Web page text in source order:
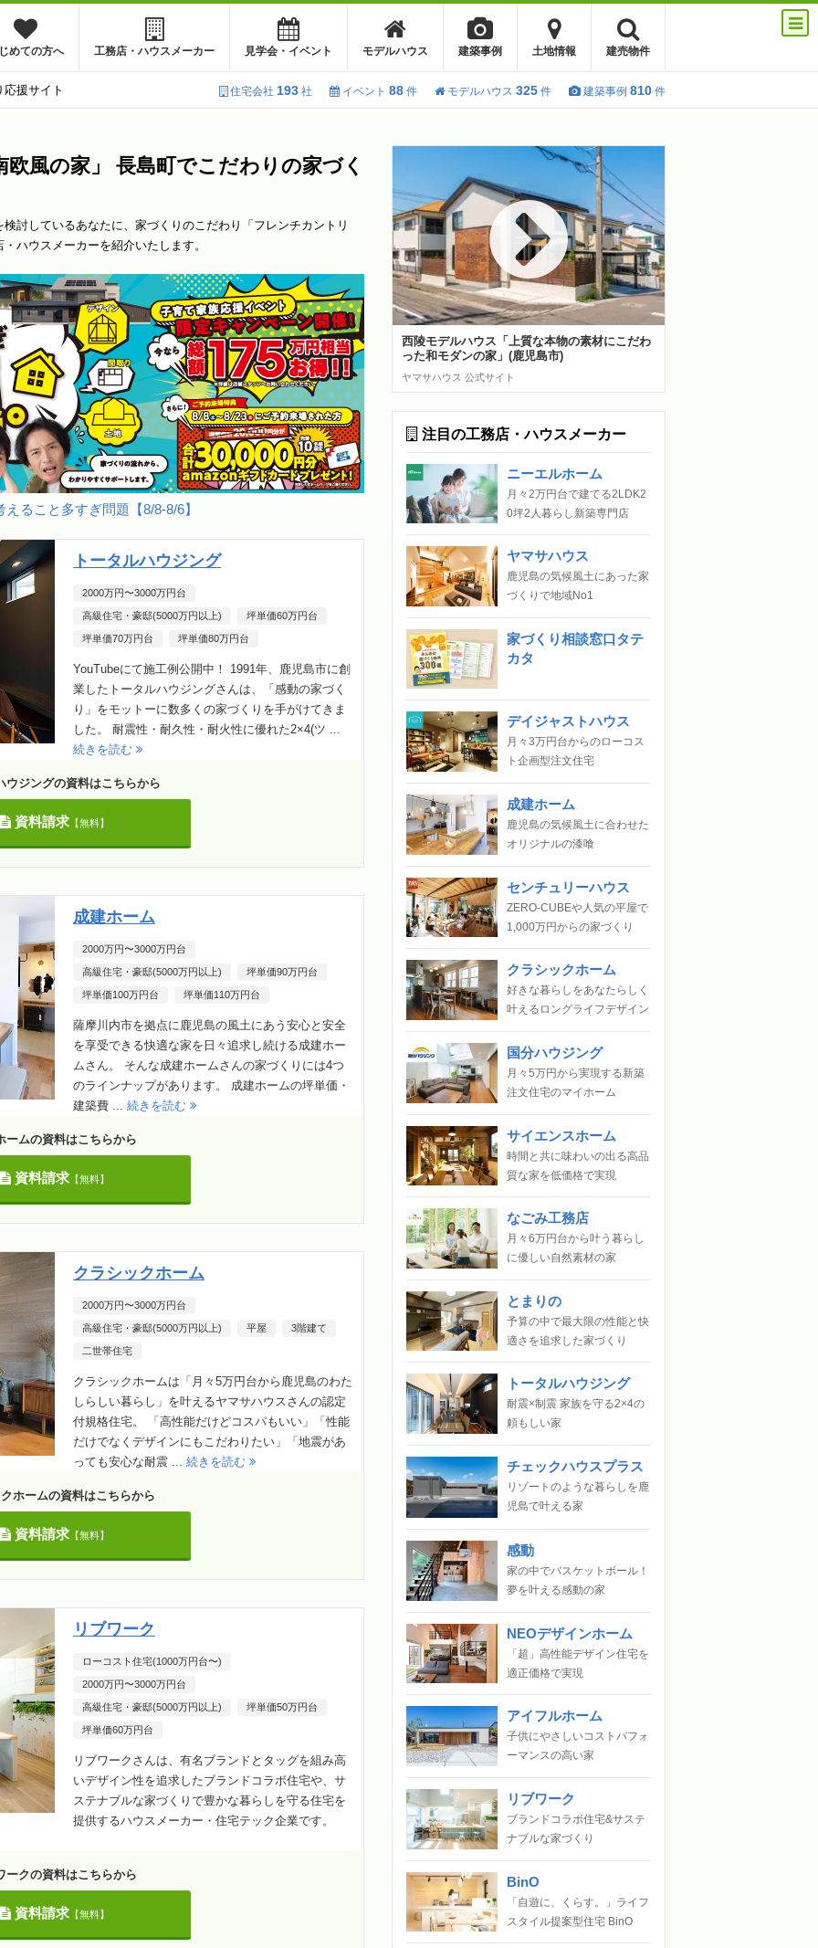
めての方へ 工務店・ハウスメーカー 見学会・イベント モデルハウス 建築事例 土地情報 建売物件
援サイト 住宅会社 193 社 イベント 88 件 モデルハウス 325 件 建築事例 810 件
風の家」 長島町でこだわりの家づく
検討しているあなたに、家づくりのこだわり「フレンチカントリ
ハウスメーカーを紹介いたします。
ること多すぎ問題【8/8-8/6】
トータルハウジング
2000万円〜3000万円台
高級住宅・豪邸(5000万円以上) 坪単価60万円台
坪単価70万円台 坪単価80万円台
YouTubeにて施工例公開中！ 1991年、鹿児島市に創
業したトータルハウジングさんは、「感動の家づく
り」をモットーに数多くの家づくりを手がけてきま
した。 耐震性・耐久性・耐火性に優れた2×4(ツ ...
続きを読む
ウジングの資料はこちらから
資料請求【無料】
成建ホーム
2000万円〜3000万円台
高級住宅・豪邸(5000万円以上) 坪単価90万円台
坪単価100万円台 坪単価110万円台
薩摩川内市を拠点に鹿児島の風土にあう安心と安全
を享受できる快適な家を日々追求し続ける成建ホー
ムさん。 そんな成建ホームさんの家づくりには4つ
のラインナップがあります。 成建ホームの坪単価・
建築費 ... 続きを読む
ームの資料はこちらから
資料請求【無料】
クラシックホーム
2000万円〜3000万円台
高級住宅・豪邸(5000万円以上) 平屋 3階建て
二世帯住宅
クラシックホームは「月々5万円台から鹿児島のわた
しらしい暮らし」を叶えるヤマサハウスさんの認定
付規格住宅。 「高性能だけどコスパもいい」「性能
だけでなくデザインにもこだわりたい」「地震があ
っても安心な耐震 ... 続きを読む
ホームの資料はこちらから
資料請求【無料】
リブワーク
ローコスト住宅(1000万円台〜)
2000万円〜3000万円台
高級住宅・豪邸(5000万円以上) 坪単価50万円台
坪単価60万円台
リブワークさんは、有名ブランドとタッグを組み高
いデザイン性を追求したブランドコラボ住宅や、サ
ステナブルな家づくりで豊かな暮らしを守る住宅を
提供するハウスメーカー・住宅テック企業です。
ークの資料はこちらから
資料請求【無料】
西陵モデルハウス「上質な本物の素材にこだわ
った和モダンの家」(鹿児島市)
ヤマサハウス 公式サイト
注目の工務店・ハウスメーカー
ニーエルホーム
月々2万円台で建てる2LDK2
0坪2人暮らし新築専門店
ヤマサハウス
鹿児島の気候風土にあった家
づくりで地域No1
家づくり相談窓口タテ
カタ
デイジャストハウス
月々3万円台からのローコス
ト企画型注文住宅
成建ホーム
鹿児島の気候風土に合わせた
オリジナルの漆喰
センチュリーハウス
ZERO-CUBEや人気の平屋で
1,000万円からの家づくり
クラシックホーム
好きな暮らしをあなたらしく
叶えるロングライフデザイン
国分ハウジング
月々5万円から実現する新築
注文住宅のマイホーム
サイエンスホーム
時間と共に味わいの出る高品
質な家を低価格で実現
なごみ工務店
月々6万円台から叶う暮らし
に優しい自然素材の家
とまりの
予算の中で最大限の性能と快
適さを追求した家づくり
トータルハウジング
耐震×制震 家族を守る2×4の
頼もしい家
チェックハウスプラス
リゾートのような暮らしを鹿
児島で叶える家
感動
家の中でバスケットボール！
夢を叶える感動の家
NEOデザインホーム
「超」高性能デザイン住宅を
適正価格で実現
アイフルホーム
子供にやさしいコストパフォ
ーマンスの高い家
リブワーク
ブランドコラボ住宅&サステ
ナブルな家づくり
BinO
「自遊に、くらす。」ライフ
スタイル提案型住宅 BinO